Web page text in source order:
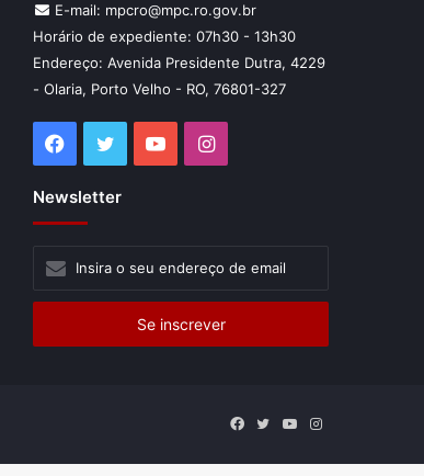
E-mail: mpcro@mpc.ro.gov.br
Horário de expediente: 07h30 - 13h30
Endereço: Avenida Presidente Dutra, 4229
- Olaria, Porto Velho - RO, 76801-327
Facebook
TwitterYouTubeInstagram
Newsletter
seu
de
Facebook
TwitterYouTubeInstagram